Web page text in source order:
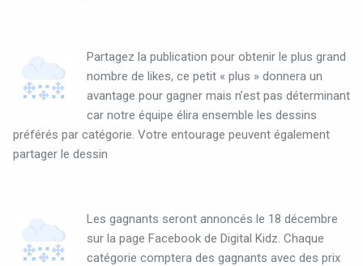
Partagez la publication pour obtenir le plus grand
nombre de likes, ce petit « plus » donnera un
avantage pour gagner mais n’est pas déterminant
car notre équipe élira ensemble les dessins
préférés par catégorie. Votre entourage peuvent également
partager le dessin
Les gagnants seront annoncés le 18 décembre
sur la page Facebook de Digital Kidz. Chaque
catégorie comptera des gagnants avec des prix